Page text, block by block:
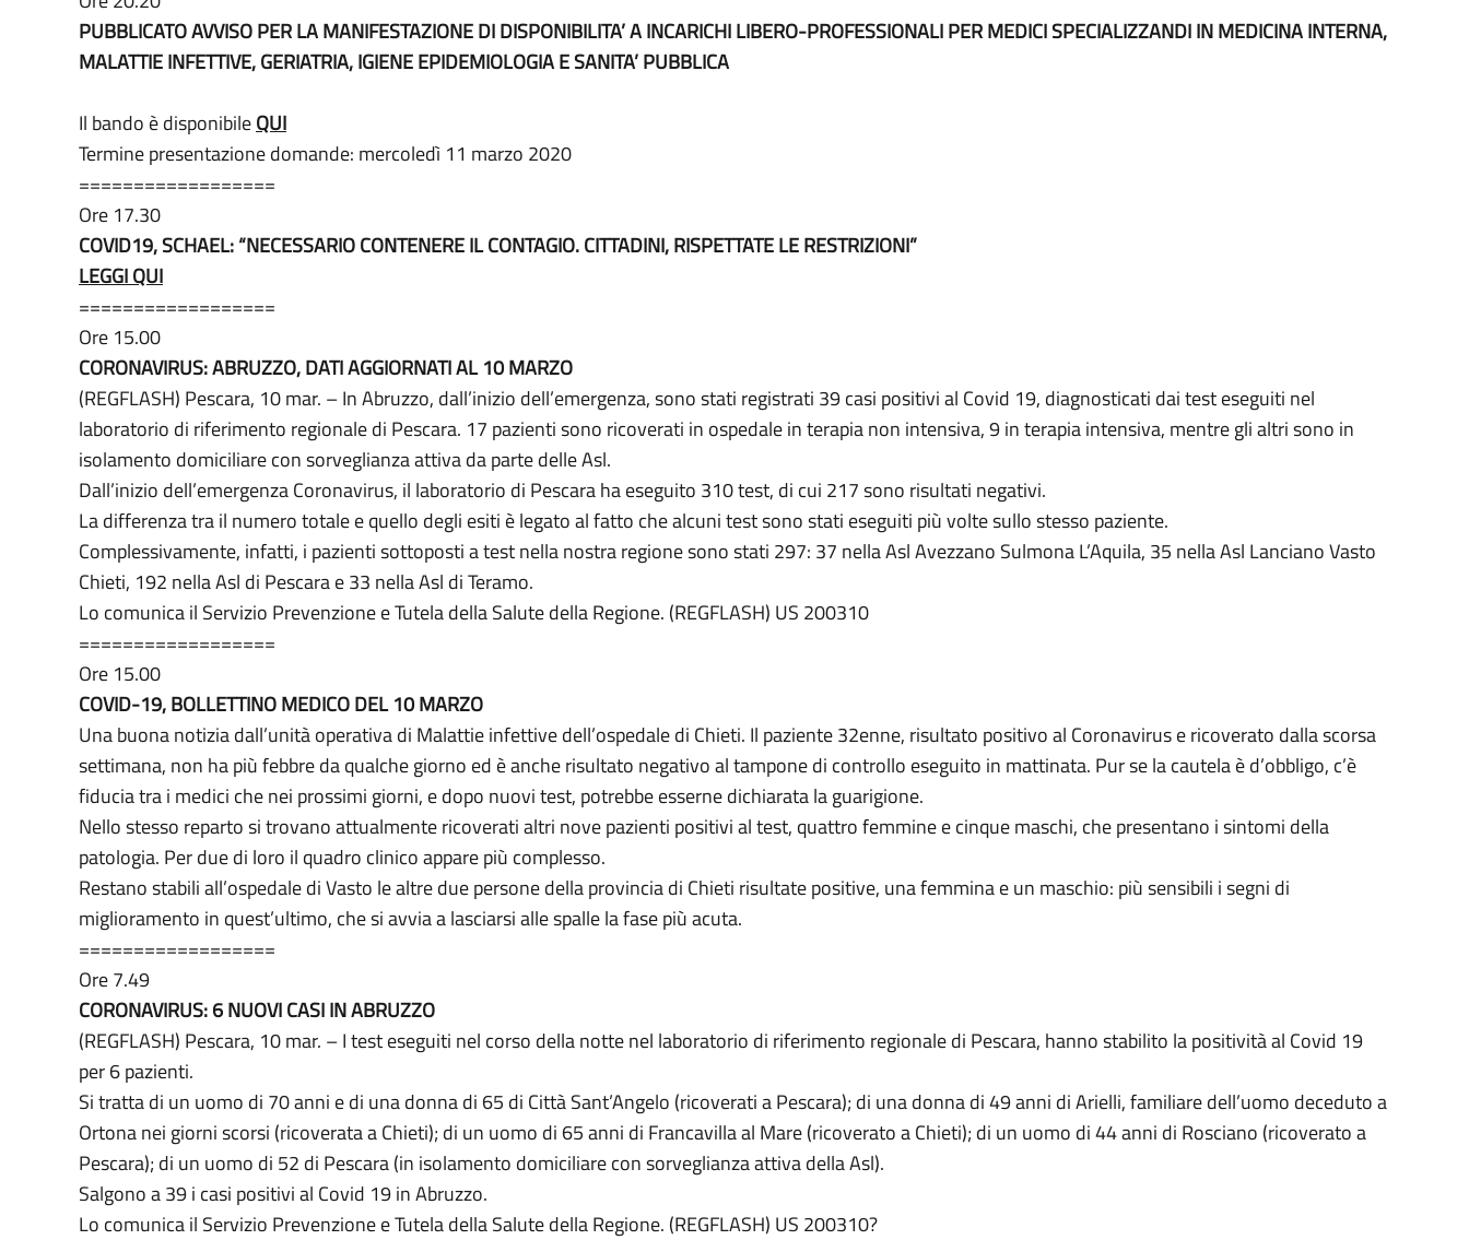
PUBBLICATO AVVISO PER LA MANIFESTAZIONE DI DISPONIBILITA’ A INCARICHI LIBERO-PROFESSIONALI PER MEDICI SPECIALIZZANDI IN MEDICINA INTERNA,
MALATTIE INFETTIVE, GERIATRIA, IGIENE EPIDEMIOLOGIA E SANITA’ PUBBLICA
Il bando è disponibileQUI
Termine presentazione domande: mercoledì 11 marzo 2020
==================
Ore 17.30
COVID19, SCHAEL: “NECESSARIO CONTENERE IL CONTAGIO. CITTADINI, RISPETTATE LE RESTRIZIONI”
LEGGI QUI
==================
Ore 15.00
CORONAVIRUS: ABRUZZO, DATI AGGIORNATI AL 10 MARZO
(REGFLASH) Pescara, 10 mar. – In Abruzzo, dall’inizio dell’emergenza, sono stati registrati 39 casi positivi al Covid 19, diagnosticati dai test eseguiti nel
laboratorio di riferimento regionale di Pescara. 17 pazienti sono ricoverati in ospedale in terapia non intensiva, 9 in terapia intensiva, mentre gli altri sono in
isolamento domiciliare con sorveglianza attiva da parte delle Asl.
Dall’inizio dell’emergenza Coronavirus, il laboratorio di Pescara ha eseguito 310 test, di cui 217 sono risultati negativi.
La differenza tra il numero totale e quello degli esiti è legato al fatto che alcuni test sono stati eseguiti più volte sullo stesso paziente.
Complessivamente, infatti, i pazienti sottoposti a test nella nostra regione sono stati 297: 37 nella Asl Avezzano Sulmona L’Aquila, 35 nella Asl Lanciano Vasto
Chieti, 192 nella Asl di Pescara e 33 nella Asl di Teramo.
Lo comunica il Servizio Prevenzione e Tutela della Salute della Regione. (REGFLASH) US 200310
==================
Ore 15.00
COVID-19, BOLLETTINO MEDICO DEL 10 MARZO
Una buona notizia dall’unità operativa di Malattie infettive dell’ospedale di Chieti. Il paziente 32enne, risultato positivo al Coronavirus e ricoverato dalla scorsa
settimana, non ha più febbre da qualche giorno ed è anche risultato negativo al tampone di controllo eseguito in mattinata. Pur se la cautela è d’obbligo, c’è
fiducia tra i medici che nei prossimi giorni, e dopo nuovi test, potrebbe esserne dichiarata la guarigione.
Nello stesso reparto si trovano attualmente ricoverati altri nove pazienti positivi al test, quattro femmine e cinque maschi, che presentano i sintomi della
patologia. Per due di loro il quadro clinico appare più complesso.
Restano stabili all’ospedale di Vasto le altre due persone della provincia di Chieti risultate positive, una femmina e un maschio: più sensibili i segni di
miglioramento in quest’ultimo, che si avvia a lasciarsi alle spalle la fase più acuta.
==================
Ore 7.49
CORONAVIRUS: 6 NUOVI CASI IN ABRUZZO
(REGFLASH) Pescara, 10 mar. – I test eseguiti nel corso della notte nel laboratorio di riferimento regionale di Pescara, hanno stabilito la positività al Covid 19
per 6 pazienti.
Si tratta di un uomo di 70 anni e di una donna di 65 di Città Sant’Angelo (ricoverati a Pescara); di una donna di 49 anni di Arielli, familiare dell’uomo deceduto a
Ortona nei giorni scorsi (ricoverata a Chieti); di un uomo di 65 anni di Francavilla al Mare (ricoverato a Chieti); di un uomo di 44 anni di Rosciano (ricoverato a
Pescara); di un uomo di 52 di Pescara (in isolamento domiciliare con sorveglianza attiva della Asl).
Salgono a 39 i casi positivi al Covid 19 in Abruzzo.
Lo comunica il Servizio Prevenzione e Tutela della Salute della Regione. (REGFLASH) US 200310?